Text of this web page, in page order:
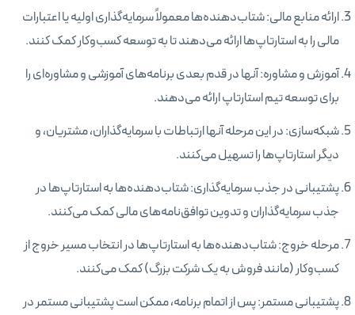
ارائه منابع مالی: شتاب‌دهنده‌ها معمولاً سرمایه‌گذاری اولیه یا اعتبارات
مالی را به استارتاپ‌ها ارائه می‌دهند تا به توسعه کسب‌وکار کمک کنند.
آموزش و مشاوره: آنها در قدم بعدی برنامه‌های آموزشی و مشاوره‌ای را
برای توسعه تیم استارتاپ ارائه می‌دهند.
شبکه‌سازی: در این مرحله آنها ارتباطات با سرمایه‌گذاران، مشتریان، و
دیگر استارتاپ‌ها را تسهیل می‌کنند.
پشتیبانی در جذب سرمایه‌گذاری: شتاب‌دهنده‌ها به استارتاپ‌ها در
جذب سرمایه‌گذاران و تدوین توافق‌نامه‌های مالی کمک می‌کنند.
مرحله خروج: شتاب‌دهنده‌ها به استارتاپ‌ها در انتخاب مسیر خروج از
کسب‌وکار (مانند فروش به یک شرکت بزرگ) کمک می‌کنند.
پشتیبانی مستمر: پس از اتمام برنامه، ممکن است پشتیبانی مستمر در